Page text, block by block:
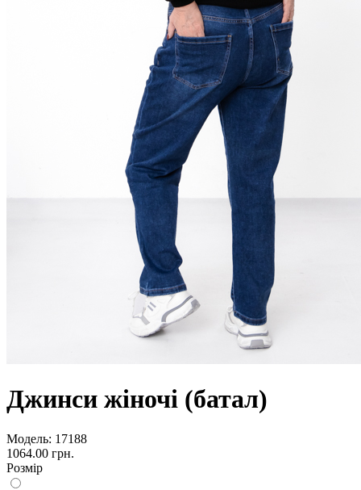
Джинси жіночі (батал)
Модель: 17188
1064.00 грн.
Розмір